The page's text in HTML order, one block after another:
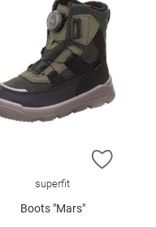
HINZUFÜGEN
ZUR
superfit
Boots "Mars"